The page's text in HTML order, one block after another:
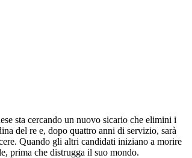
sta cercando un nuovo sicario che elimini i
del re e, dopo quattro anni di servizio, sarà
Quando gli altri candidati iniziano a morire
prima che distrugga il suo mondo.